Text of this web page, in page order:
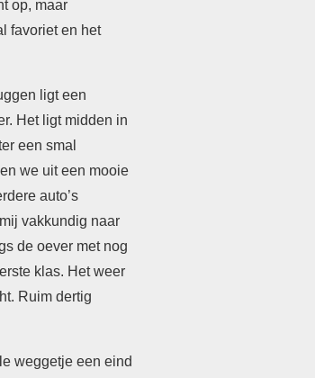
op, maar
favoriet en het
ligt een
Het ligt midden in
een smal
we uit een mooie
auto’s
vakkundig naar
de oever met nog
klas. Het weer
Ruim dertig
weggetje een eind